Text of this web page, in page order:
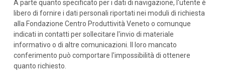
A parte quanto specificato per i dati di navigazione, l'utente è
libero di fornire i dati personali riportati nei moduli di richiesta
alla Fondazione Centro Produttività Veneto o comunque
indicati in contatti per sollecitare l'invio di materiale
informativo o di altre comunicazioni. Il loro mancato
conferimento può comportare l'impossibilità di ottenere
quanto richiesto.